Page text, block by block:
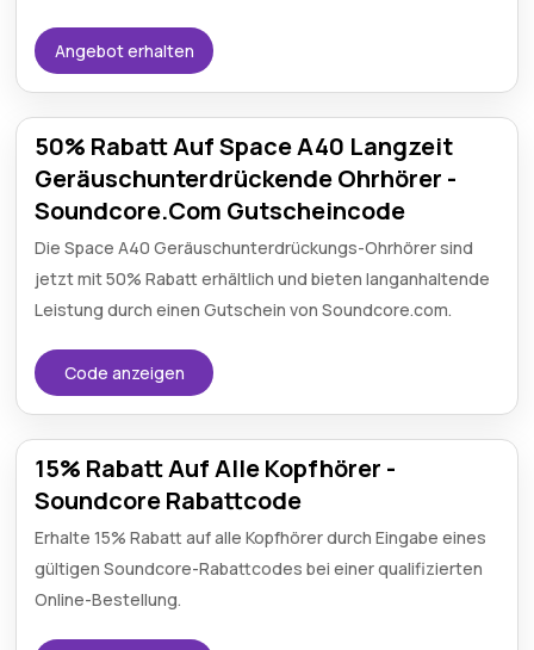
Angebot erhalten
50% Rabatt Auf Space A40 Langzeit
Geräuschunterdrückende Ohrhörer -
Soundcore.Com Gutscheincode
Die Space A40 Geräuschunterdrückungs-Ohrhörer sind
jetzt mit 50% Rabatt erhältlich und bieten langanhaltende
Leistung durch einen Gutschein von Soundcore.com.
Code anzeigen
15% Rabatt Auf Alle Kopfhörer -
Soundcore Rabattcode
Erhalte 15% Rabatt auf alle Kopfhörer durch Eingabe eines
gültigen Soundcore-Rabattcodes bei einer qualifizierten
Online-Bestellung.